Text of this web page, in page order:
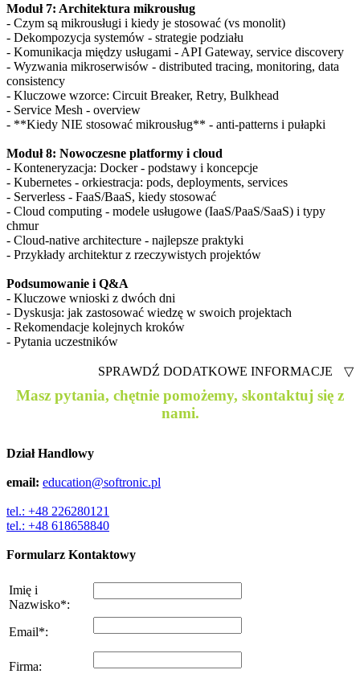
Moduł 7: Architektura mikrousług
- Czym są mikrousługi i kiedy je stosować (vs monolit)
- Dekompozycja systemów - strategie podziału
- Komunikacja między usługami - API Gateway, service discovery
- Wyzwania mikroserwisów - distributed tracing, monitoring, data
consistency
- Kluczowe wzorce: Circuit Breaker, Retry, Bulkhead
- Service Mesh - overview
- **Kiedy NIE stosować mikrousług** - anti-patterns i pułapki
Moduł 8: Nowoczesne platformy i cloud
- Konteneryzacja: Docker - podstawy i koncepcje
- Kubernetes - orkiestracja: pods, deployments, services
- Serverless - FaaS/BaaS, kiedy stosować
- Cloud computing - modele usługowe (IaaS/PaaS/SaaS) i typy
chmur
- Cloud-native architecture - najlepsze praktyki
- Przykłady architektur z rzeczywistych projektów
Podsumowanie i Q&A
- Kluczowe wnioski z dwóch dni
- Dyskusja: jak zastosować wiedzę w swoich projektach
- Rekomendacje kolejnych kroków
- Pytania uczestników
SPRAWDŹ DODATKOWE INFORMACJE ▽
Masz pytania, chętnie pomożemy, skontaktuj się z
nami.
Dział Handlowy
email: education@softronic.pl
tel.: +48 226280121
tel.: +48 618658840
Formularz Kontaktowy
Imię i
Nazwisko*:
Email*:
Firma: